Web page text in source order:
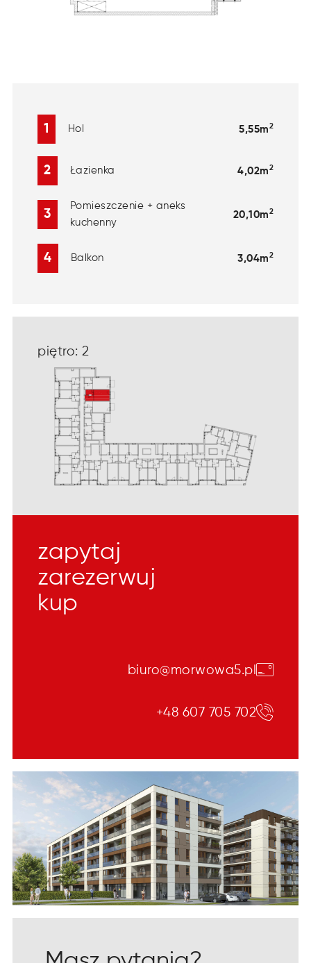
1 Hol 5,55m2
2 Łazienka 4,02m2
3
Pomieszczenie + aneks
kuchenny
20,10m2
4 Balkon 3,04m2
piętro: 2
zapytaj
zarezerwuj
kup
biuro@morwowa5.pl
+48 607 705 702